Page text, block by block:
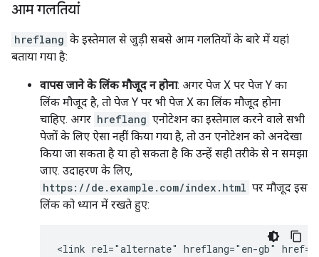
आम गलतियां
hreflang के इस्तेमाल से जुड़ी सबसे आम गलतियों के बारे में यहां
बताया गया है:
वापस जाने के लिंक मौजूद न होना: अगर पेज X पर पेज Y का
लिंक मौजूद है, तो पेज Y पर भी पेज X का लिंक मौजूद होना
चाहिए. अगर hreflang एनोटेशन का इस्तेमाल करने वाले सभी
पेजों के लिए ऐसा नहीं किया गया है, तो उन एनोटेशन को अनदेखा
किया जा सकता है या हो सकता है कि उन्हें सही तरीके से न समझा
जाए. उदाहरण के लिए,
https://de.example.com/index.html पर मौजूद इस
लिंक को ध्यान में रखते हुए:
<link rel="alternate" hreflang="en-gb"